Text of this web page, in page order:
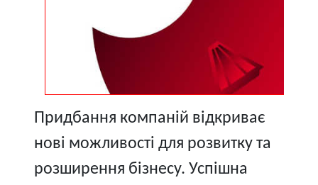
Придбання компаній відкриває
нові можливості для розвитку та
розширення бізнесу. Успішна